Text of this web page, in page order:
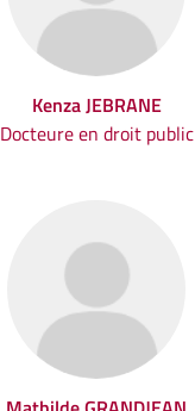
Kenza JEBRANE
Docteure en droit public